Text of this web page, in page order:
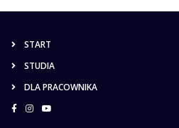
START
STUDIA
DLA PRACOWNIKA